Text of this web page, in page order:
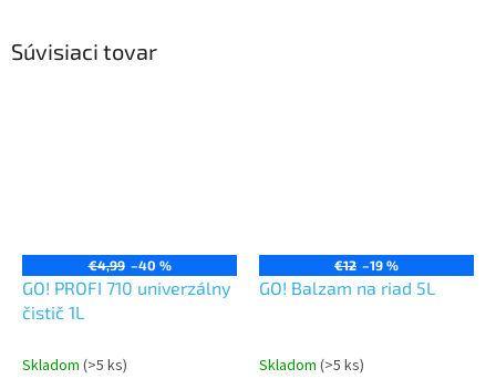
Súvisiaci tovar
€4,99 –40 %
GO! PROFI 710 univerzálny
čistič 1L
Skladom (>5 ks)
€12 –19 %
GO! Balzam na riad 5L
Skladom (>5 ks)